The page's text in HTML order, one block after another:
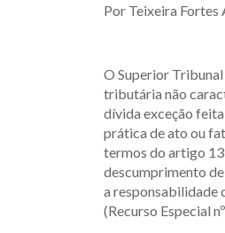
Por Teixeira Fortes
O Superior
tributária não
dívida exceção
prática de ato ou
termos do artigo
descumprimento
a responsabilidade
(Recurso Especial